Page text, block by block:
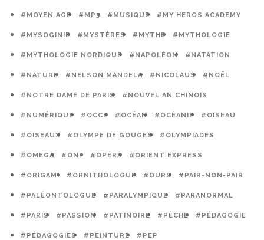
#MOYEN AGE #MP3 #MUSIQUE #MY HEROS ACADEMY
#MYSOGINIE #MYSTÈRES #MYTHE #MYTHOLOGIE
#MYTHOLOGIE NORDIQUE #NAPOLÉON #NATATION
#NATURE #NELSON MANDELA #NICOLAUS #NOËL
#NOTRE DAME DE PARIS #NOUVEL AN CHINOIS
#NUMÉRIQUE #OCCE #OCÉAN #OCÉANIE #OISEAU
#OISEAUX #OLYMPE DE GOUGES #OLYMPIADES
#OMEGA #ONF #OPÉRA #ORIENT EXPRESS
#ORIGAMI #ORNITHOLOGUE #OURS #PAIR-NON-PAIR
#PALÉONTOLOGUE #PARALYMPIQUE #PARANORMAL
#PARIS #PASSION #PATINOIRE #PÊCHE #PÉDAGOGIE
#PÉDAGOGIES #PEINTURE #PEP